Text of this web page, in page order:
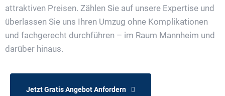
attraktiven Preisen. Zählen Sie auf unsere Expertise und
überlassen Sie uns Ihren Umzug ohne Komplikationen
und fachgerecht durchführen – im Raum Mannheim und
darüber hinaus.
Jetzt Gratis Angebot Anfordern